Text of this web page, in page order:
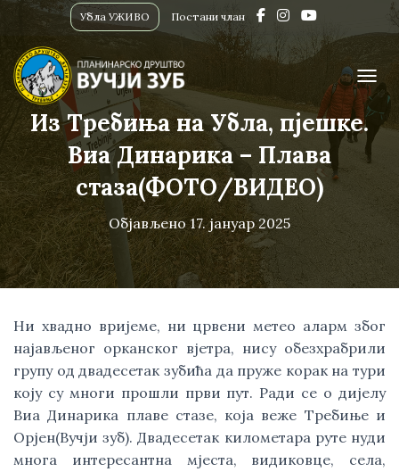
Убла УЖИВО Постани члан
Из Требиња на Убла, пјешке.
Виа Динарика – Плава
стаза(ФОТО/ВИДЕО)
Објављено17. јануар 2025
Ни хвадно вријеме, ни црвени метео аларм због
најављеног орканског вјетра, нису обезхрабрили
групу од двадесетак зубића да пруже корак на тури
коју су многи прошли први пут. Ради се о дијелу
Виа Динарика плаве стазе, која веже Требиње и
Орјен(Вучји зуб). Двадесетак километара руте нуди
многа интересантна мјеста, видиковце, села,